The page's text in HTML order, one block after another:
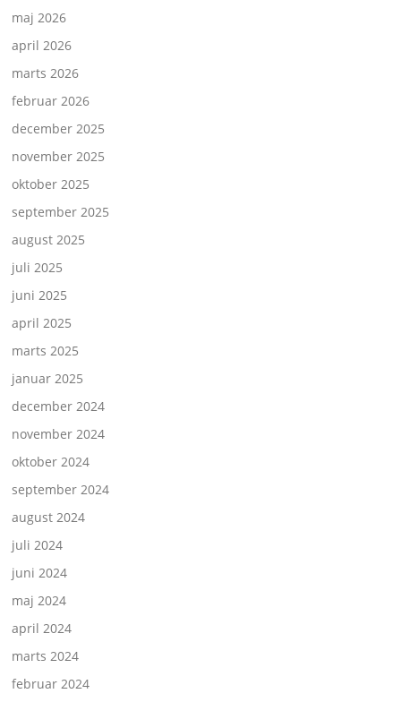
maj 2026
april 2026
marts 2026
februar 2026
december 2025
november 2025
oktober 2025
september 2025
august 2025
juli 2025
juni 2025
april 2025
marts 2025
januar 2025
december 2024
november 2024
oktober 2024
september 2024
august 2024
juli 2024
juni 2024
maj 2024
april 2024
marts 2024
februar 2024